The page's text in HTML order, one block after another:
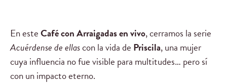
En esteCafé con Arraigadas en vivo, cerramos la serie
Acuérdense de ellascon la vida de Priscila, una mujer
cuya influencia no fue visible para multitudes… pero sí
con un impacto eterno.